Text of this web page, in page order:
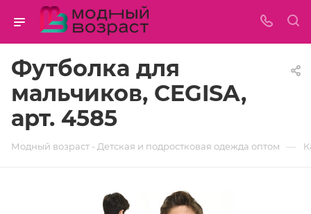
Футболка для
мальчиков, CEGISA,
арт. 4585
Модный возраст - Детская и подростковая одежда оптом —